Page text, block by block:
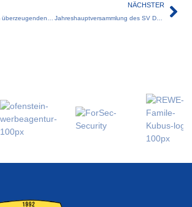
NÄCHSTER
Jahreshauptversammlung des SV Dornach 2026